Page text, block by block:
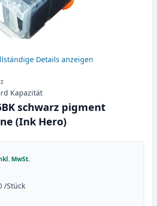
Details anzeigen
Kapazität
schwarz pigment
(Ink Hero)
MwSt.
/Stück